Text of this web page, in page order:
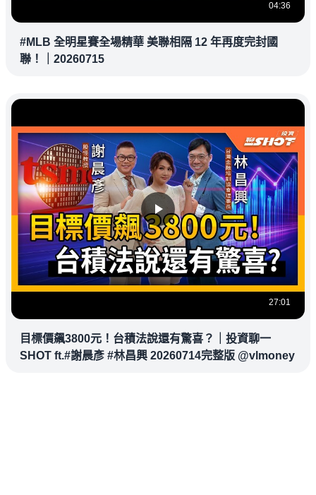
04:36
#MLB 全明星賽全場精華 美聯相隔 12 年再度完封國
聯！｜20260715
27:01
目標價飆3800元！台積法說還有驚喜？｜投資聊一
SHOT ft.#謝晨彥 #林昌興 20260714完整版 @vlmoney